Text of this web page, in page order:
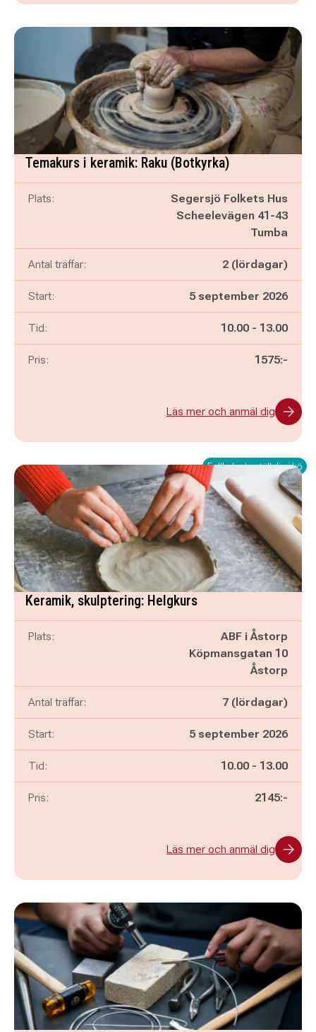
Temakurs i keramik: Raku (Botkyrka)
Plats:
Segersjö Folkets Hus
Scheelevägen 41-43
Tumba
Antal träffar: 2 (lördagar)
Start: 5 september 2026
Tid: Pågår mellan
10.00 - och
13.00
Pris: 1575:-
Läs mer och anmäl dig
Fullbokad - ställ dig i kö
Keramik, skulptering: Helgkurs
Plats:
ABF i Åstorp
Köpmansgatan 10
Åstorp
Antal träffar: 7 (lördagar)
Start: 5 september 2026
Tid: Pågår mellan
10.00 - och
13.00
Pris: 2145:-
Läs mer och anmäl dig